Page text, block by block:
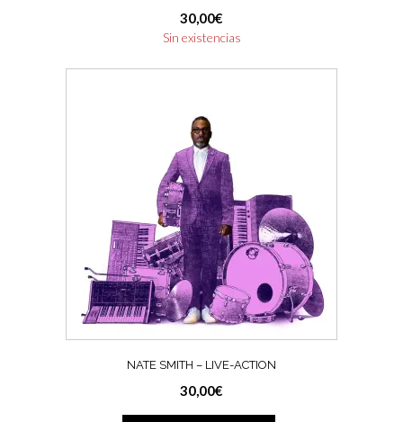
30,00€
Sin existencias
NATE SMITH – LIVE-ACTION
30,00€